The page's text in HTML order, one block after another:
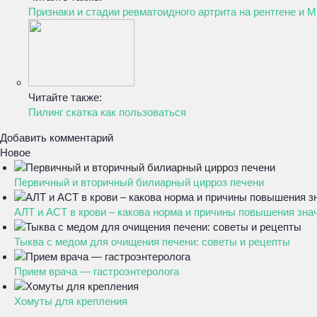
Признаки и стадии ревматоидного артрита на рентгене и
Читайте также:
Пилинг скатка как пользоваться
Добавить комментарий
Новое
Первичный и вторичный билиарный цирроз печени
АЛТ и АСТ в крови – какова норма и причины повышения
Тыква с медом для очищения печени: советы и рецепты
Прием врача — гастроэнтеролога
Хомуты для крепления